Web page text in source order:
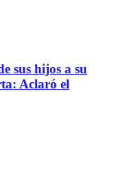
sus hijos a su
Aclaró el